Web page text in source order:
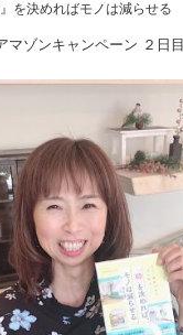
』を決めればモノは減らせる
ゾンキャンペーン ２日目